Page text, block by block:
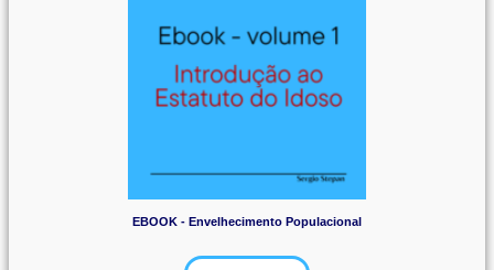
EBOOK - Envelhecimento Populacional